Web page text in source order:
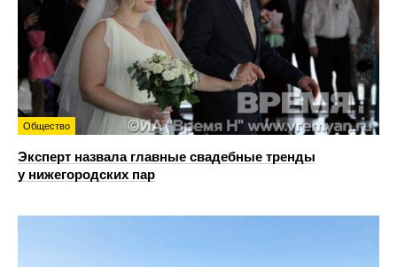
Общество
Эксперт назвала главные свадебные тренды
у нижегородских пар